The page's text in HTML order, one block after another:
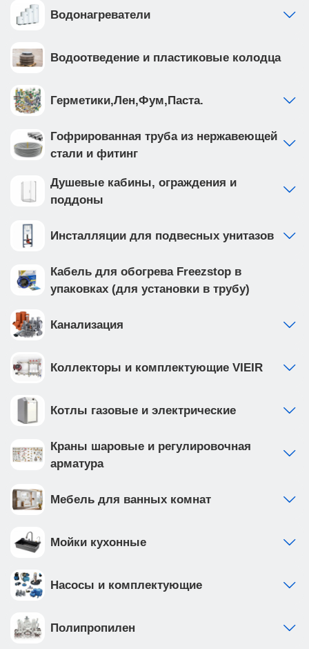
Водонагреватели
Водоотведение и пластиковые колодца
Герметики,Лен,Фум,Паста.
Гофрированная труба из нержавеющей
стали и фитинг
Душевые кабины, ограждения и
поддоны
Инсталляции для подвесных унитазов
Кабель для обогрева Freezstop в
упаковках (для установки в трубу)
Канализация
Коллекторы и комплектующие VIEIR
Котлы газовые и электрические
Краны шаровые и регулировочная
арматура
Мебель для ванных комнат
Мойки кухонные
Насосы и комплектующие
Полипропилен